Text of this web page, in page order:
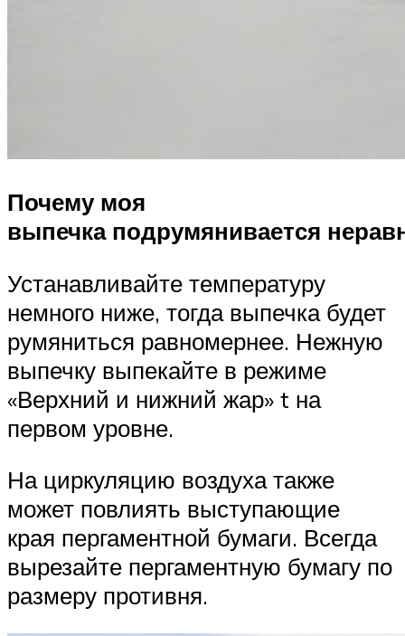
Почему моя
выпечка подрумянивается
Устанавливайте температуру
немного ниже, тогда выпечка будет
румяниться равномернее. Нежную
выпечку выпекайте в режиме
«Верхний и нижний жар» t на
первом уровне.
На циркуляцию воздуха также
может повлиять выступающие
края пергаментной бумаги. Всегда
вырезайте пергаментную бумагу по
размеру противня.